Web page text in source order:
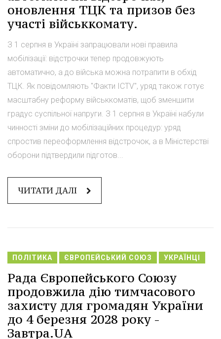
оновлення ТЦК та призов без
участі військкомату.
З 1 серпня в Україні запрацювали нові правила
мобілізації: відстрочки тепер продовжують
автоматично, а до війська можна потрапити в обхід
ТЦК. Як повідомляють "Факти ICTV", уряд також готує
масштабну реформу військкоматів, щоб зменшити
градус суспільної напруги. З 1 серпня в Україні набули
чинності зміни до мобілізаційних процедур: уряд
спростив переоформлення відстрочок, а в Міністерстві
оборони підтвердили підготов...
ЧИТАТИ ДАЛІ
ПОЛІТИКА ЄВРОПЕЙСЬКИЙ СОЮЗ УКРАЇНЦІ
Рада Європейського Союзу
продовжила дію тимчасового
захисту для громадян України
до 4 березня 2028 року -
Завтра.UA